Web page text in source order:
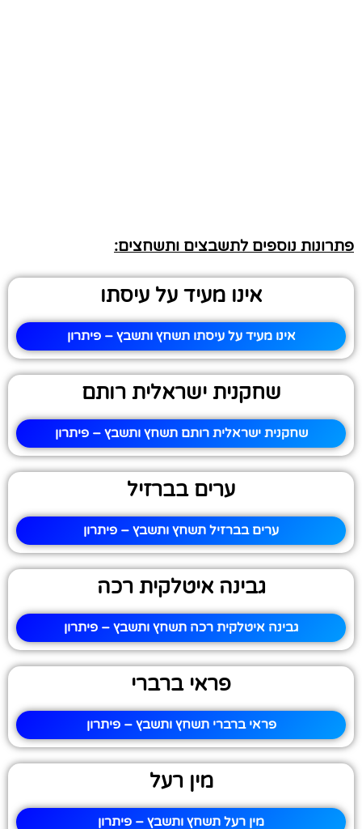
פתרונות נוספים לתשבצים ותשחצים:
אינו מעיד על עיסתו
אינו מעיד על עיסתו תשחץ ותשבץ – פיתרון
שחקנית ישראלית רותם
שחקנית ישראלית רותם תשחץ ותשבץ – פיתרון
ערים בברזיל
ערים בברזיל תשחץ ותשבץ – פיתרון
גבינה איטלקית רכה
גבינה איטלקית רכה תשחץ ותשבץ – פיתרון
פראי ברברי
פראי ברברי תשחץ ותשבץ – פיתרון
מין רעל
מין רעל תשחץ ותשבץ – פיתרון